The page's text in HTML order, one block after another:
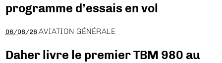
programme d’essais en vol
06/08/26 AVIATION GÉNÉRALE
Daher livre le premier TBM 980 au